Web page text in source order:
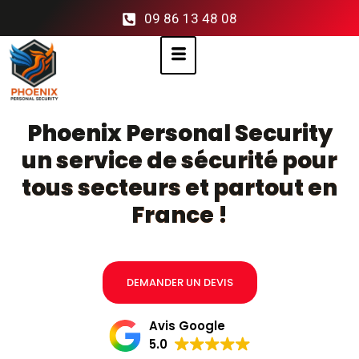
09 86 13 48 08
Phoenix Personal Security
un service de sécurité pour
tous secteurs et partout en
France !
DEMANDER UN DEVIS
Avis Google
5.0